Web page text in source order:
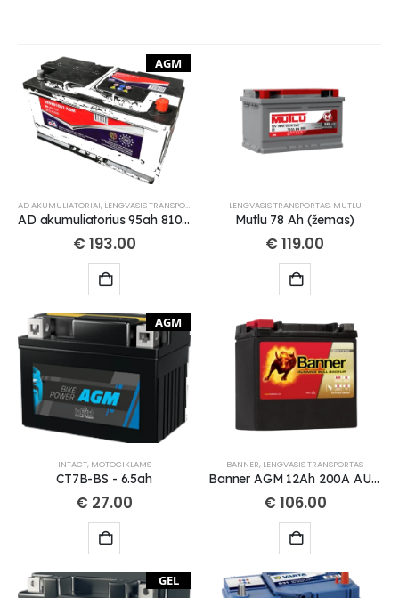
AGM
AD AKUMULIATORIAI, LENGVASIS TRANSPORTAS
AD akumuliatorius 95ah 810A 353x175x190mm
€ 193.00
LENGVASIS TRANSPORTAS, MUTLU
Mutlu 78 Ah (žemas)
€ 119.00
AGM
INTACT, MOTOCIKLAMS
CT7B-BS - 6.5ah
€ 27.00
BANNER, LENGVASIS TRANSPORTAS
Banner AGM 12Ah 200A AUX14 12V akumuliatorius 150x88x145mm
€ 106.00
GEL